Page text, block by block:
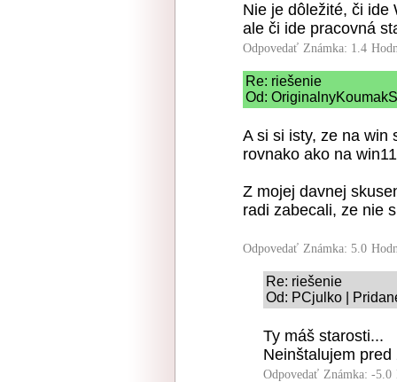
Nie je dôležité, či ide
ale či ide pracovná
Odpovedať Známka: 1.4
Re: riešenie
Od:
A si si isty, ze na win
rovnako ako na
Z mojej davnej
radi zabecali, ze nie
Odpovedať Známka: 5.0
Re: riešenie
Od: PCjulko |
Ty máš starosti...
Neinštalujem
Odpovedať Známka: -5.0